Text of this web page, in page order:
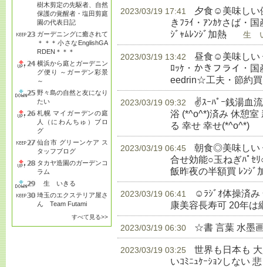
樹木剪定の先駆者、自然
保護の覚醒者・塩田剪庭
園の代表日記
ガーデニングに癒されて
＊＊＊小さなEnglishGA
RDEN＊＊＊
横浜から庭とガーデニン
グ便り ～ガーデン彩景
～
野々島の自然と友になり
たい
札幌 マイガーデンの庭
人（にわんちゅ）ブロ
グ
仙台市 グリーンケア ス
タッフブログ
タカヤ造園のガーデンコ
ラム
生 いきる
埼玉のエクステリア屋さ
ん Team Futami
すべて見る>>
2023/03/19 17:41
夕食☺美味しい
きﾌﾗｲ・ｱﾝｶｹさば・
ｼﾞｬﾑﾚﾝｼﾞ加熱 生 い
2023/03/19 13:42
昼食☺美味しい
ﾛｯｹ・かきフライ・国
eedrin☆工夫・節約買
2023/03/19 09:32
✌ｽｰﾊﾟｰ銭湯血
浴 (*^o^*)済み 休憩室
る 幸せ 幸せ(*^o^*)
2023/03/19 06:45
朝食◎美味しい
合せ効能○玉ねぎﾊﾟｾ
飯昨夜の半額買 ﾚﾝｼﾞ
2023/03/19 06:41
☺ﾗｼﾞｵ体操済み
康美容長寿可 20年は
2023/03/19 06:30 ☆書 言葉 水墨
2023/03/19 03:25
世界も日本も
いｺﾐﾆｭｹｰｼｮﾝしない